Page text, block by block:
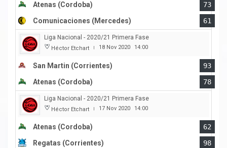
Atenas (Cordoba)
73
Comunicaciones (Mercedes)
61
Liga Nacional - 2020/21 Primera Fase
Héctor Etchart | 18 Nov 2020 14:00
San Martin (Corrientes)
93
Atenas (Cordoba)
78
Liga Nacional - 2020/21 Primera Fase
Héctor Etchart | 17 Nov 2020 14:00
Atenas (Cordoba)
62
Regatas (Corrientes)
98